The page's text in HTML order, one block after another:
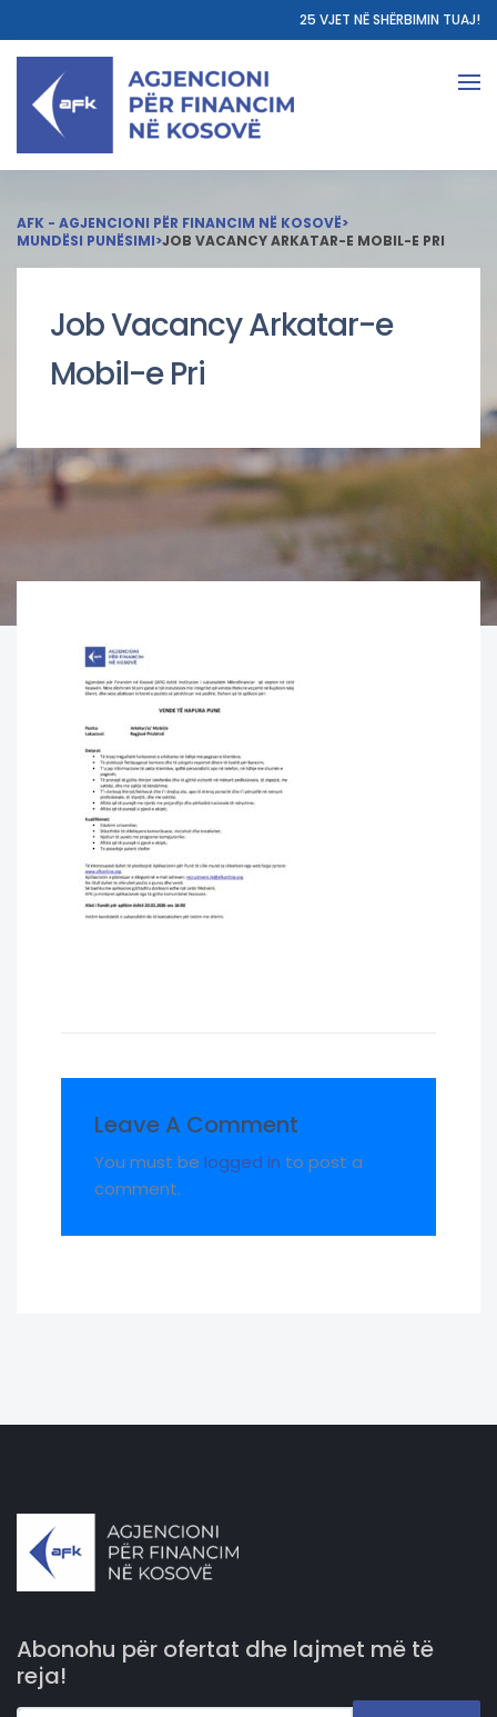
25 VJET NË SHËRBIMIN TUAJ!
AFK - AGJENCIONI PËR FINANCIM NË KOSOVË>
MUNDËSI PUNËSIMI>JOB VACANCY ARKATAR-E MOBIL-E PRI
Job Vacancy Arkatar-e
Mobil-e Pri
Leave A Comment
You must be logged in to post a
comment.
Abonohu për ofertat dhe lajmet më të
reja!